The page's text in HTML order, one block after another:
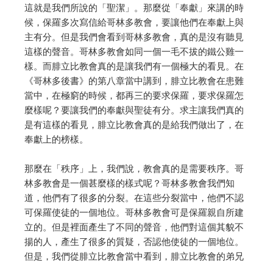
這就是我們所說的「聖潔」。那麼從「奉獻」來講的時
候，保羅多次寫信給哥林多教會，要讓他們在奉獻上與
主有分。但是我們會看到哥林多教會，真的是沒有聽見
這樣的聲音。哥林多教會如同一個一毛不拔的鐵公雞一
樣。而腓立比教會真的是讓我們有一個極大的看見。在
《哥林多後書》的第八章當中講到，腓立比教會在患難
當中，在極窮的時候，都再三的要求保羅，要求保羅怎
麼樣呢？要讓我們的奉獻與聖徒有分。求主讓我們真的
是有這樣的看見，腓立比教會真的是給我們做出了，在
奉獻上的榜樣。
那麼在「秩序」上，我們說，教會真的是需要秩序。哥
林多教會是一個甚麼樣的樣式呢？哥林多教會我們知
道，他們有了很多的分裂。在這些分裂當中，他們不認
可保羅使徒的一個地位。哥林多教會可是保羅親自所建
立的。但是裡面產生了不同的聲音，他們對這個其貌不
揚的人，產生了很多的質疑，否認他使徒的一個地位。
但是，我們從腓立比教會當中看到，腓立比教會的弟兄